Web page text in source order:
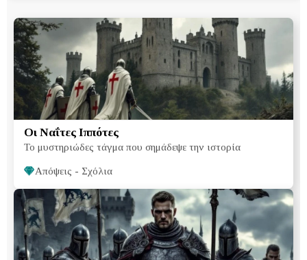
Οι Ναΐτες Ιππότες
Το μυστηριώδες τάγμα που σημάδεψε την ιστορία
Απόψεις - Σχόλια